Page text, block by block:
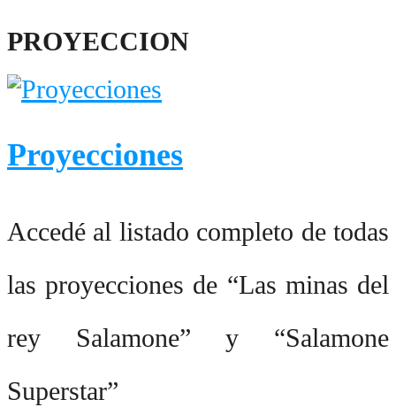
PROYECCION
Proyecciones
Accedé al listado completo de todas
las proyecciones de “Las minas del
rey Salamone” y “Salamone
Superstar”